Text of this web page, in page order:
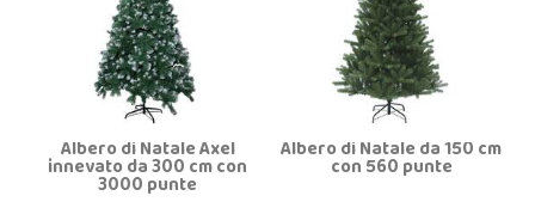
Albero di Natale Axel
innevato da 300 cm con
3000 punte
Albero di Natale da 150 cm
con 560 punte